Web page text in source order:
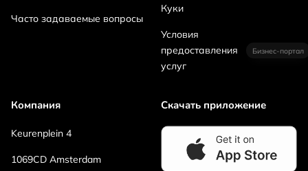
Часто задаваемые вопросы
Куки
Условия
предоставления
услуг
Бизнес-портал
Компания
Keurenplein 4
1069CD Amsterdam
Скачать приложение